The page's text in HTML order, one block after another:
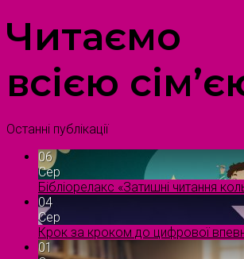
Читаємо
всією
Останні публікації
06
Сер
Бібліорелакс «Затишні читання
04
Сер
Крок за кроком до цифрової
01